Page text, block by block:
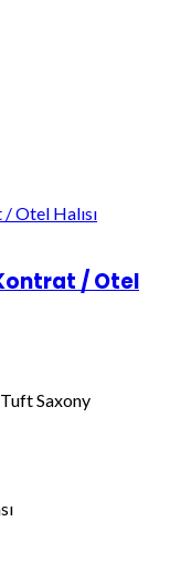
/ Otel
Saxony